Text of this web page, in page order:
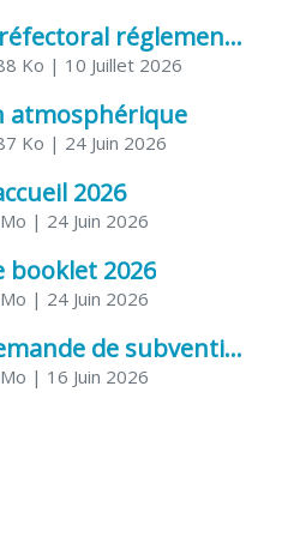
Arrêté préfectoral réglementant l’usage de l’eau
Ko | 10 Juillet 2026
atmosphérique
Ko | 24 Juin 2026
2026
| 24 Juin 2026
booklet 2026
| 24 Juin 2026
CERFA demande de subvention association
| 16 Juin 2026